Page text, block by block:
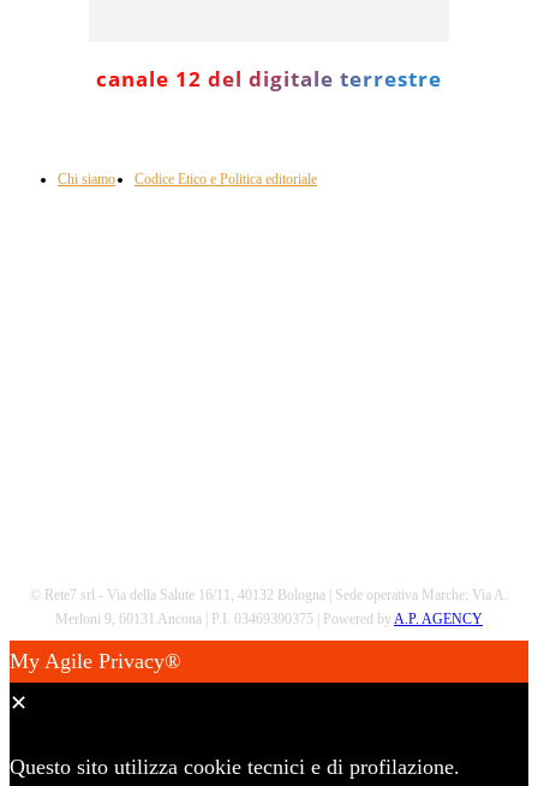
canale 12 del digitale terrestre
Chi siamo Codice Etico e Politica editoriale
© Rete7 srl - Via della Salute 16/11, 40132 Bologna | Sede operativa Marche: Via A.
Merloni 9, 60131 Ancona | P.I. 03469390375 | Powered byA.P. AGENCY
My Agile Privacy®
✕
Questo sito utilizza cookie tecnici e di profilazione.